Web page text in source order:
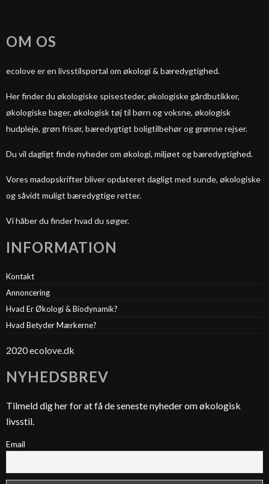
OM OS
ecolove er en livsstilsportal om økologi & bæredygtighed.
Her finder du økologiske spisesteder, økologiske gårdbutikker,
økologiske bager, økologisk tøj til børn og voksne, økologisk
hudpleje, grøn frisør, bæredygtigt boligtilbehør og grønne rejser.
Du vil dagligt finde nyheder om økologi, miljøet og bæredygtighed.
Vores madopskrifter bliver opdateret dagligt med sunde, økologiske
og såvidt muligt bæredygtige retter.
Vi håber du finder hvad du søger.
INFORMATION
Kontakt
Annoncering
Hvad Er Økologi & Biodynamik?
Hvad Betyder Mærkerne?
2020 ecolove.dk
NYHEDSBREV
Tilmeld dig her for at få de seneste nyheder om økologisk
livsstil.
Email